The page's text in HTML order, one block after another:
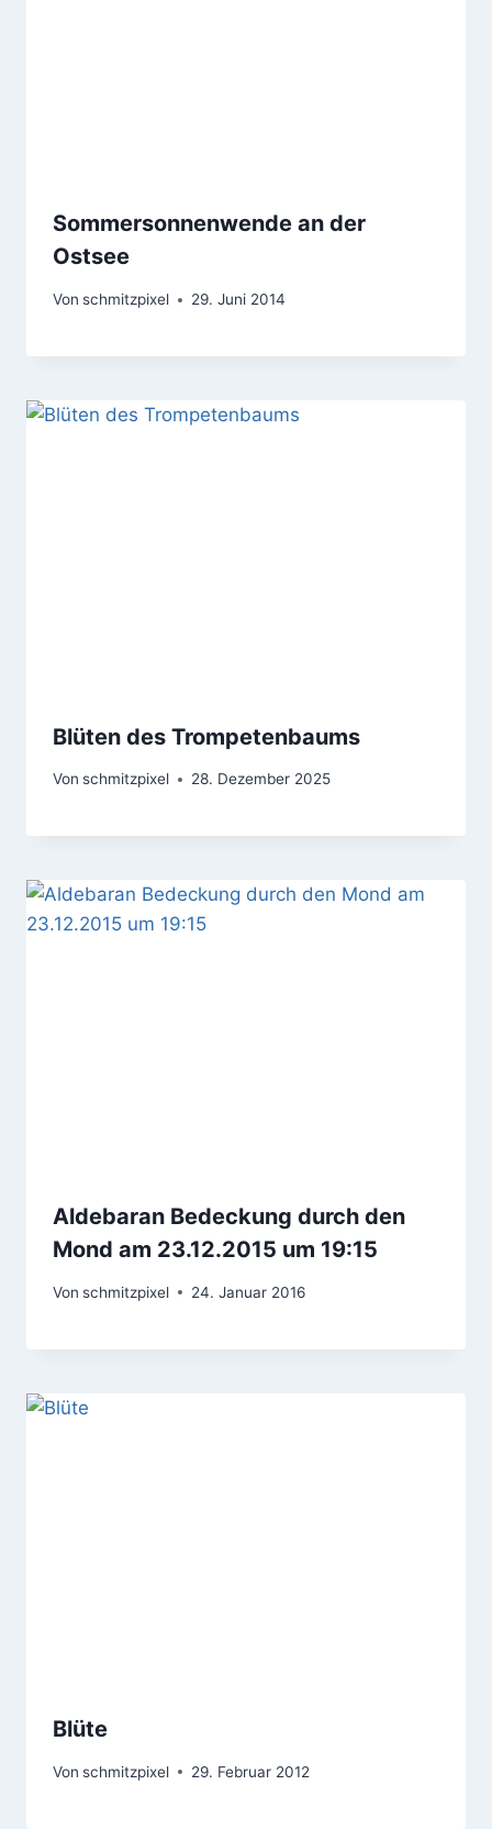
Sommersonnenwende an der
Ostsee
Von schmitzpixel 29. Juni 2014
Blüten des Trompetenbaums
Von schmitzpixel 28. Dezember 2025
Aldebaran Bedeckung durch den
Mond am 23.12.2015 um 19:15
Von schmitzpixel 24. Januar 2016
Blüte
Von schmitzpixel 29. Februar 2012